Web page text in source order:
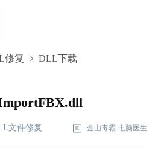
修复 DLL下载
ImportFBX.dll下
文件修复 金山毒霸-电脑医生